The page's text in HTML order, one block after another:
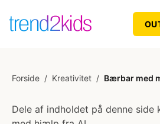
Forside / Kreativitet / Bærbar med
Dele af indholdet på denne side